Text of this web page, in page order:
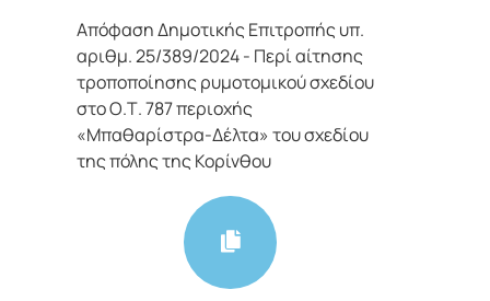
Απόφαση Δημοτικής Επιτροπής υπ.
αριθμ. 25/389/2024 - Περί αίτησης
τροποποίησης ρυμοτομικού σχεδίου
στο Ο.Τ. 787 περιοχής
«Μπαθαρίστρα-Δέλτα» του σχεδίου
της πόλης της Κορίνθου